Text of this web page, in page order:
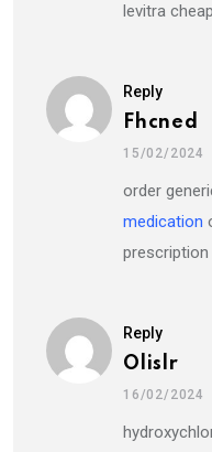
levitra cheap
Reply
Fhcned
15/02/2024
order
medication
prescription
Reply
Olislr
16/02/2024